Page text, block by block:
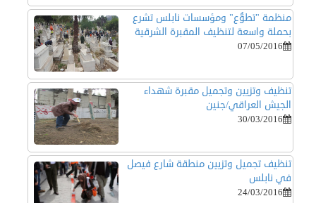
منظمة "تطوُّع" ومؤسسات نابلس تشرع
بحملة واسعة لتنظيف المقبرة الشرقية
07/05/2016
تنظيف وتزيين وتجميل مقبرة شهداء
الجيش العراقي/جنين
30/03/2016
تنظيف تجميل وتزيين منطقة شارع فيصل
في نابلس
24/03/2016